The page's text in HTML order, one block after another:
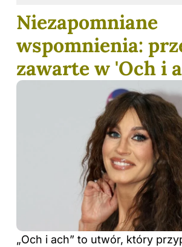
Niezapomniane
wspomnienia:
zawarte w 'Och i
„Och i ach” to utwór, który